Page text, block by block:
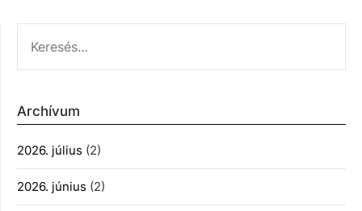
Archívum
2026. július (2)
2026. június (2)